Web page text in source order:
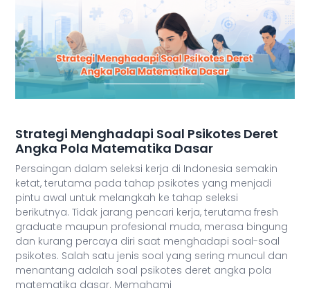
Strategi Menghadapi Soal Psikotes Deret
Angka Pola Matematika Dasar
Persaingan dalam seleksi kerja di Indonesia semakin
ketat, terutama pada tahap psikotes yang menjadi
pintu awal untuk melangkah ke tahap seleksi
berikutnya. Tidak jarang pencari kerja, terutama fresh
graduate maupun profesional muda, merasa bingung
dan kurang percaya diri saat menghadapi soal-soal
psikotes. Salah satu jenis soal yang sering muncul dan
menantang adalah soal psikotes deret angka pola
matematika dasar. Memahami